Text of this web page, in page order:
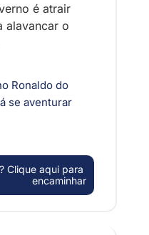
é atrair
alavancar o
Ronaldo do
se aventurar
Clique aqui para
encaminhar